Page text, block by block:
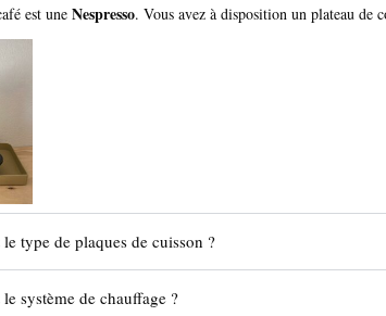
est une Nespresso. Vous avez à disposition un plateau de
type de plaques de cuisson ?
système de chauffage ?